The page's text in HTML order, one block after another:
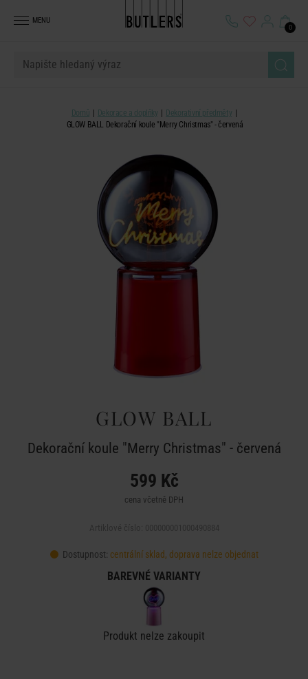
MENU
0
Domů Dekorace a doplňky
Dekorativní předměty
GLOW BALL Dekorační koule "Merry Christmas" - červená
GLOW BALL
Dekorační koule "Merry Christmas" - červená
599 Kč
cena včetně DPH
Dostupnost: centrální sklad, doprava nelze objednat
BAREVNÉ VARIANTY
Produkt nelze zakoupit